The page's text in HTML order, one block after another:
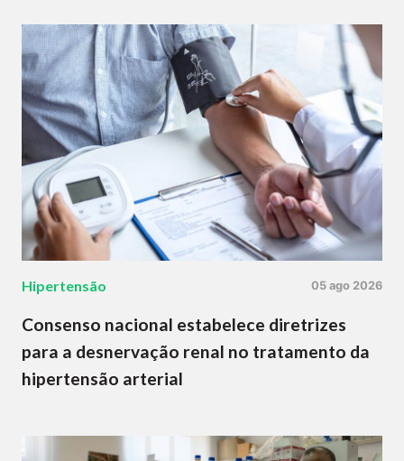
Hipertensão 05 ago 2026
Consenso nacional estabelece diretrizes
para a desnervação renal no tratamento da
hipertensão arterial